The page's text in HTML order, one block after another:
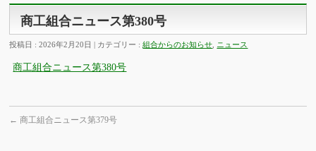
商工組合ニュース第380号
投稿日 : 2026年2月20日 | カテゴリー :組合からのお知らせ ニュース
商工組合ニュース第380号
← 商工組合ニュース第379号